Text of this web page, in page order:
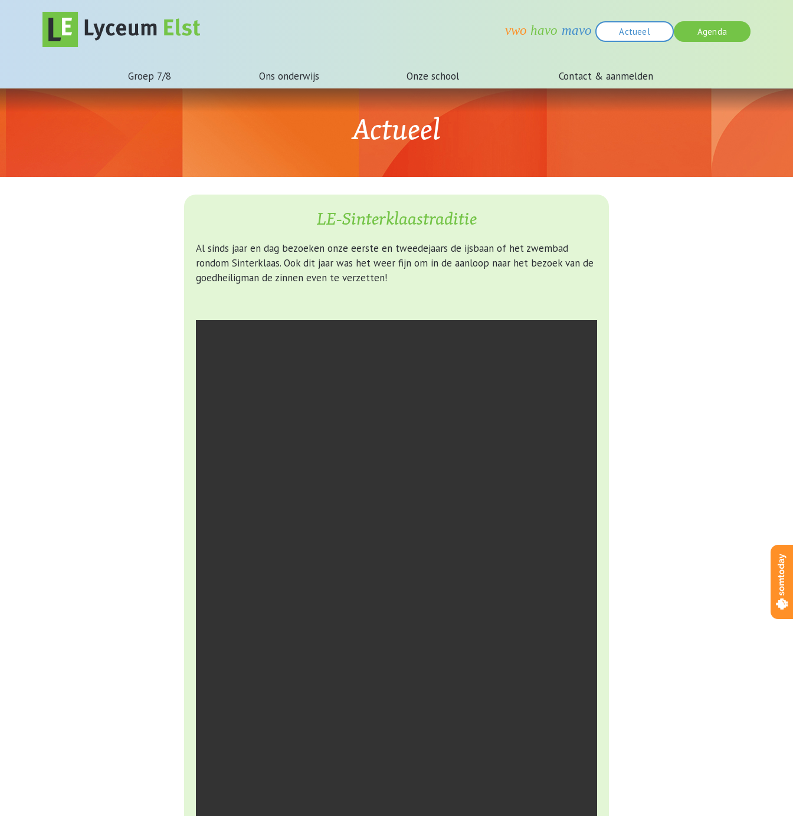
Actueel Agenda
Groep 7/8 Ons onderwijs Onze school Contact & aanmelden
Actueel
LE-Sinterklaastraditie
Al sinds jaar en dag bezoeken onze eerste en tweedejaars de ijsbaan of het zwembad
rondom Sinterklaas. Ook dit jaar was het weer fijn om in de aanloop naar het bezoek van de
goedheiligman de zinnen even te verzetten!